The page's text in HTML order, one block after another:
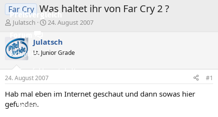
Preisvergleich
Forum
Aktuelles
Empfohlene Inhalte
Neueste Aktivitäten
Far Cry Was haltet ihr von Far Cry 2 ?
E
r
s
t
e
e
r
Julatsch
E
s
e
l
t
a
24. August 2007
Julatsch
Lt. Junior Grade
24. August 2007 #1
Hab mal eben im Internet geschaut und dann sowas hier
gefunden.